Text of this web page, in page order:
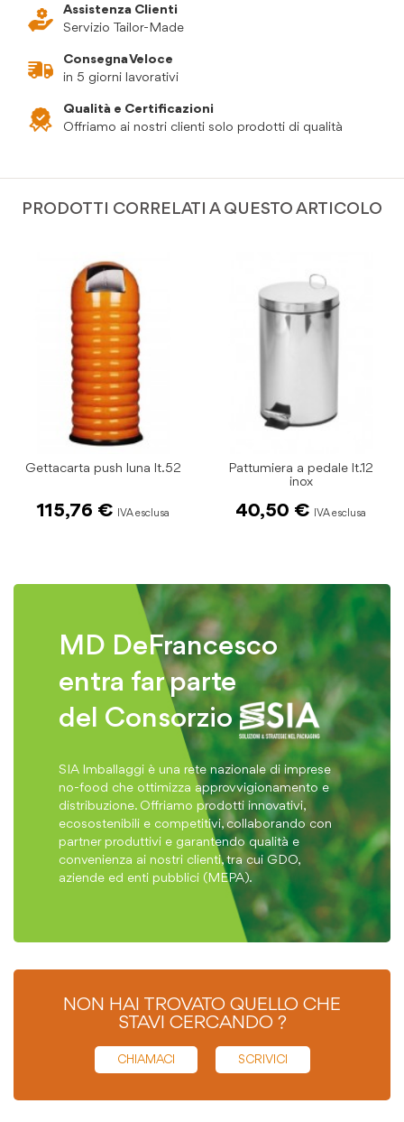
Assistenza Clienti
Servizio Tailor-Made
Consegna Veloce
in 5 giorni lavorativi
Qualità e Certificazioni
Offriamo ai nostri clienti solo prodotti di qualità
PRODOTTI CORRELATI A QUESTO ARTICOLO
Gettacarta push luna lt.52
115,76 €
Pattumiera a pedale lt.12
inox
40,50 €
MD DeFrancesco
entra far parte
del Consorzio
SIA Imballaggi è una rete nazionale di imprese
no-food che ottimizza approvvigionamento e
distribuzione. Offriamo prodotti innovativi,
ecosostenibili e competitivi, collaborando con
partner produttivi e garantendo qualità e
convenienza ai nostri clienti, tra cui GDO,
aziende ed enti pubblici (MEPA).
NON HAI TROVATO QUELLO CHE
STAVI CERCANDO ?
CHIAMACI SCRIVICI